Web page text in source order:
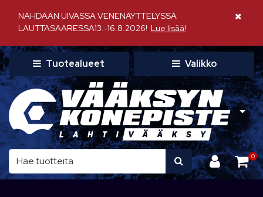
NÄHDÄÄN UIVASSA VENENÄYTTELYSSÄ
LAUTTASAARESSA13.-16.8.2026! Lue lisää!
Sulje
Tuotealueet Valikko
0